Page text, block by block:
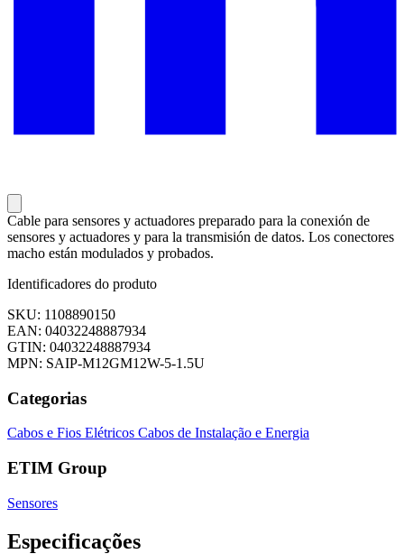
Cable para sensores y actuadores preparado para la conexión de
sensores y actuadores y para la transmisión de datos. Los conectores
macho están modulados y probados.
Identificadores do produto
SKU: 1108890150
EAN: 04032248887934
GTIN: 04032248887934
MPN: SAIP-M12GM12W-5-1.5U
Categorias
Cabos e Fios Elétricos Cabos de Instalação e Energia
ETIM Group
Sensores
Especificações